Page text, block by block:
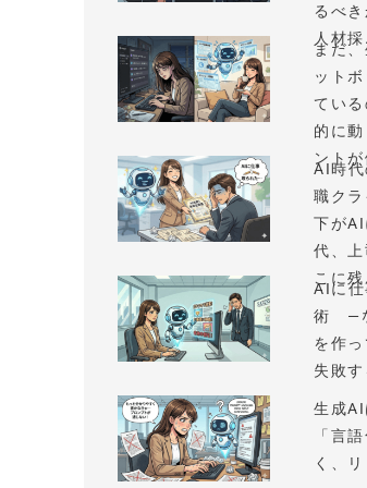
るべ
人材
まだ
ット
てい
的に
ント
AI時代
職ク
下が
代、
こに
AIに
術 —
を作
失敗
生成
「言
く、